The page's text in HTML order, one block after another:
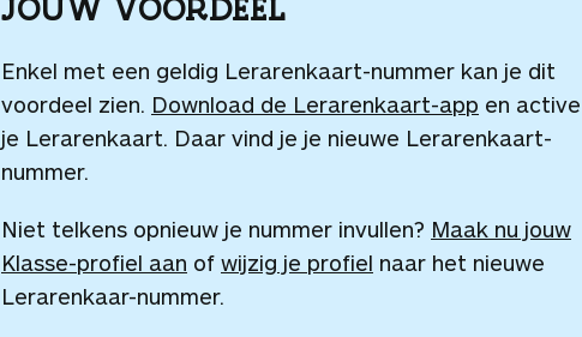
Enkel met een geldig Lerarenkaart-nummer kan je dit
voordeel zien. Download de Lerarenkaart-app en
je Lerarenkaart. Daar vind je je nieuwe Lerarenkaart-
nummer.
Niet telkens opnieuw je nummer invullen? Maak nu jouw
Klasse-profiel aan of wijzig je profiel naar het nieuwe
Lerarenkaar-nummer.